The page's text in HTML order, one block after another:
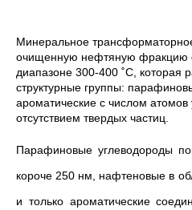
Минеральное
очищенную нефтяную фракцию
диапазоне 300-400 ˚C, которая
структурные группы:
ароматические с числом
отсутствием твердых частиц.
Парафиновые углеводороды
короче 250 нм, нафтеновые в
и только ароматические